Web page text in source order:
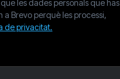
les dades personals que has
Brevo perquè les processi,
de privacitat.